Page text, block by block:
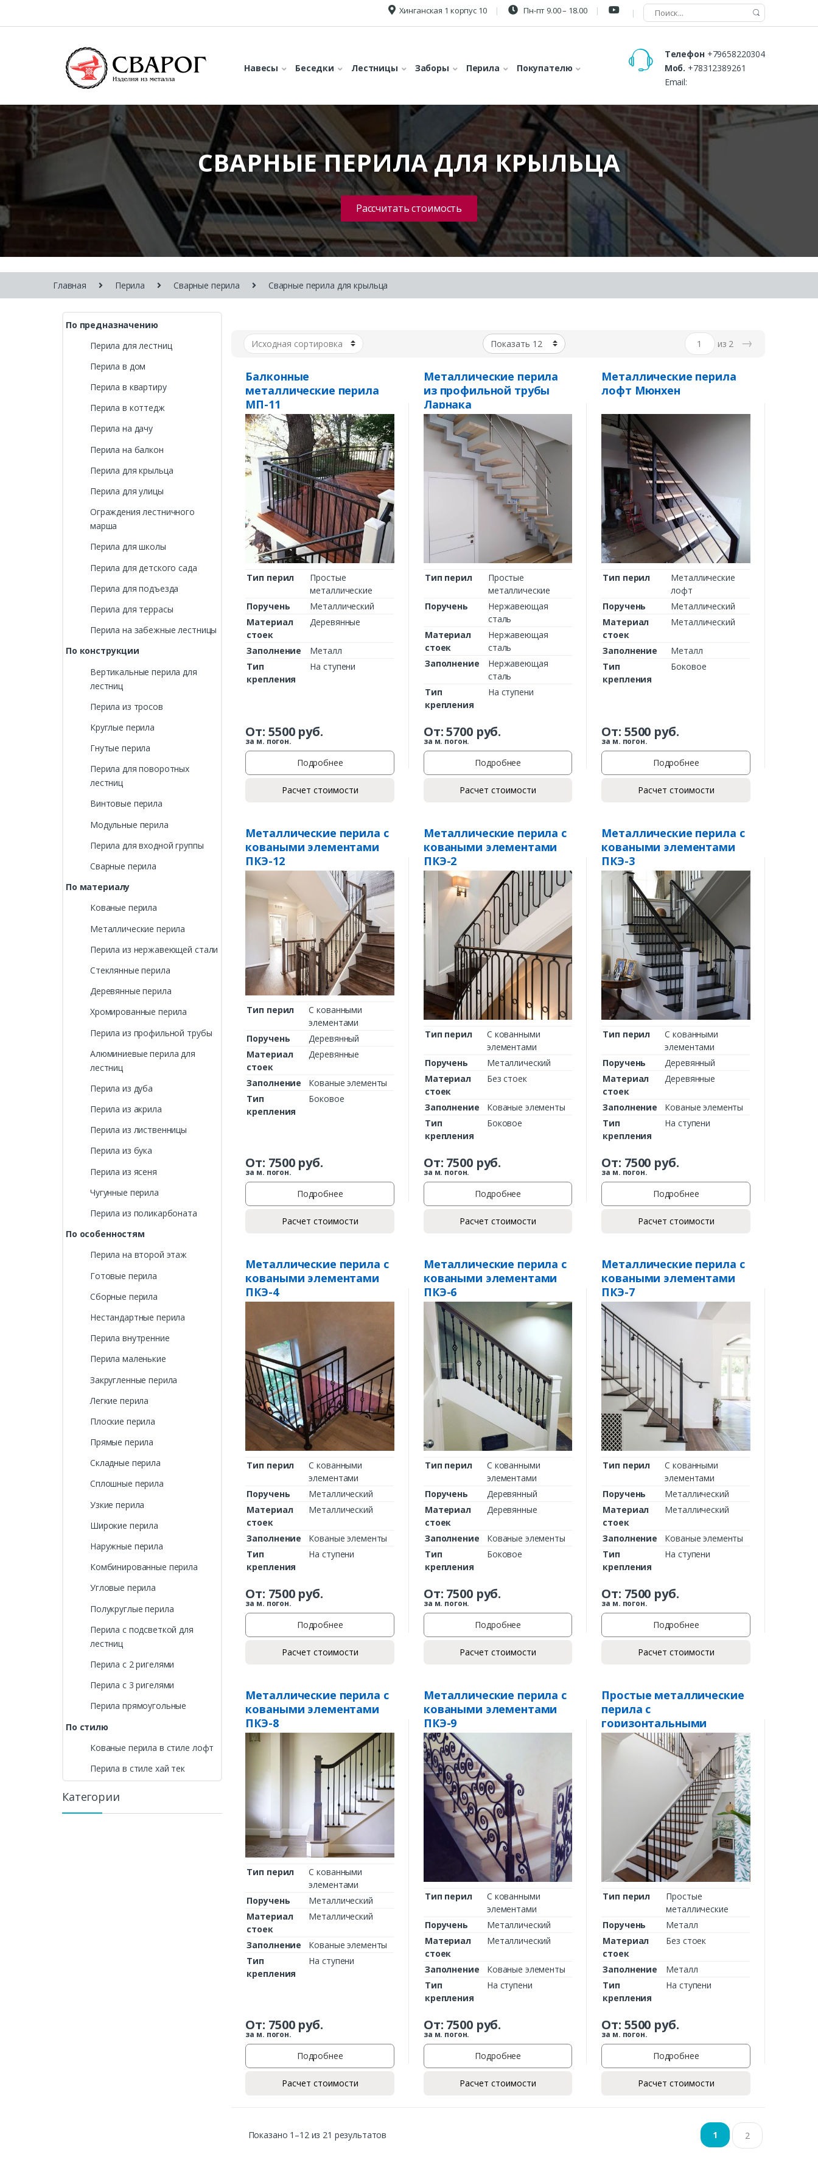
Комментарий к заказу
Хинганская 1 корпус 10 Пн-пт 9.00 – 18.00
Навесы Беседки Лестницы Заборы Перила Покупателю
Телефон +79658220304
Моб. +78312389261
Email:
СВАРНЫЕ ПЕРИЛА ДЛЯ КРЫЛЬЦА
Рассчитать стоимость
Главная Перила Сварные перила Сварные перила для крыльца
из 2 →
Балконные
металлические перила
МП-11
Тип перил
Простые
металлические
Поручень
Металлический
Материал
стоек
Деревянные
Заполнение
Металл
Тип
крепления
На ступени
От: 5500руб.
за м. погон.
Подробнее
Расчет стоимости
Металлические перила
из профильной трубы
Ларнака
Тип перил
Простые
металлические
Поручень
Нержавеющая
сталь
Материал
стоек
Нержавеющая
сталь
Заполнение
Нержавеющая
сталь
Тип
крепления
На ступени
От:5700руб.
за м. погон.
Подробнее
Расчет стоимости
Металлические перила
лофт Мюнхен
Тип перил
Металлические
лофт
Поручень
Металлический
Материал
стоек
Металлический
Заполнение
Металл
Тип
крепления
Боковое
От: 5500 руб.
за м. погон.
Подробнее
Расчет стоимости
Металлические перила с
коваными элементами
ПКЭ-12
Тип перил
С кованными
элементами
Поручень
Деревянный
Материал
стоек
Деревянные
Заполнение
Кованые элементы
Тип
крепления
Боковое
От: 7500руб.
за м. погон.
Подробнее
Расчет стоимости
Металлические перила с
коваными элементами
ПКЭ-2
Тип перил
С кованными
элементами
Поручень
Металлический
Материал
стоек
Без стоек
Заполнение
Кованые элементы
Тип
крепления
Боковое
От: 7500руб.
за м. погон.
Подробнее
Расчет стоимости
Металлические перила с
коваными элементами
ПКЭ-3
Тип перил
С кованными
элементами
Поручень
Деревянный
Материал
стоек
Деревянные
Заполнение
Кованые элементы
Тип
крепления
На ступени
От: 7500 руб.
за м. погон.
Подробнее
Расчет стоимости
Металлические перила с
коваными элементами
ПКЭ-4
Тип перил
С кованными
элементами
Поручень
Металлический
Материал
стоек
Металлический
Заполнение
Кованые элементы
Тип
крепления
На ступени
От: 7500руб.
за м. погон.
Подробнее
Расчет стоимости
Металлические перила с
коваными элементами
ПКЭ-6
Тип перил
С кованными
элементами
Поручень
Деревянный
Материал
стоек
Деревянные
Заполнение
Кованые элементы
Тип
крепления
Боковое
От: 7500руб.
за м. погон.
Подробнее
Расчет стоимости
Металлические перила с
коваными элементами
ПКЭ-7
Тип перил
С кованными
элементами
Поручень
Металлический
Материал
стоек
Металлический
Заполнение
Кованые элементы
Тип
крепления
На ступени
От: 7500 руб.
за м. погон.
Подробнее
Расчет стоимости
Металлические перила с
коваными элементами
ПКЭ-8
Тип перил
С кованными
элементами
Поручень
Металлический
Материал
стоек
Металлический
Заполнение
Кованые элементы
Тип
крепления
На ступени
От: 7500руб.
за м. погон.
Подробнее
Расчет стоимости
Металлические перила с
коваными элементами
ПКЭ-9
Тип перил
С кованными
элементами
Поручень
Металлический
Материал
стоек
Металлический
Заполнение
Кованые элементы
Тип
крепления
На ступени
От: 7500руб.
за м. погон.
Подробнее
Расчет стоимости
Простые металлические
перила с
горизонтальными
ригелями ПМ-40
Тип перил
Простые
металлические
Поручень
Металл
Материал
стоек
Без стоек
Заполнение
Металл
Тип
крепления
На ступени
От: 5500 руб.
за м. погон.
Подробнее
Расчет стоимости
Показано 1–12 из 21 результатов 1 2
По предназначению
Перила для лестниц
Перила в дом
Перила в квартиру
Перила в коттедж
Перила на дачу
Перила на балкон
Перила для крыльца
Перила для улицы
Ограждения лестничного
марша
Перила для школы
Перила для детского сада
Перила для подъезда
Перила для террасы
Перила на забежные лестницы
По конструкции
Вертикальные перила для
лестниц
Перила из тросов
Круглые перила
Гнутые перила
Перила для поворотных
лестниц
Винтовые перила
Модульные перила
Перила для входной группы
Сварные перила
По материалу
Кованые перила
Металлические перила
Перила из нержавеющей стали
Стеклянные перила
Деревянные перила
Хромированные перила
Перила из профильной трубы
Алюминиевые перила для
лестниц
Перила из дуба
Перила из акрила
Перила из лиственницы
Перила из бука
Перила из ясеня
Чугунные перила
Перила из поликарбоната
По особенностям
Перила на второй этаж
Готовые перила
Сборные перила
Нестандартные перила
Перила внутренние
Перила маленькие
Закругленные перила
Легкие перила
Плоские перила
Прямые перила
Складные перила
Сплошные перила
Узкие перила
Широкие перила
Наружные перила
Комбинированные перила
Угловые перила
Полукруглые перила
Перила с подсветкой для
лестниц
Перила с 2 ригелями
Перила с 3 ригелями
Перила прямоугольные
По стилю
Кованые перила в стиле лофт
Перила в стиле хай тек
Категории